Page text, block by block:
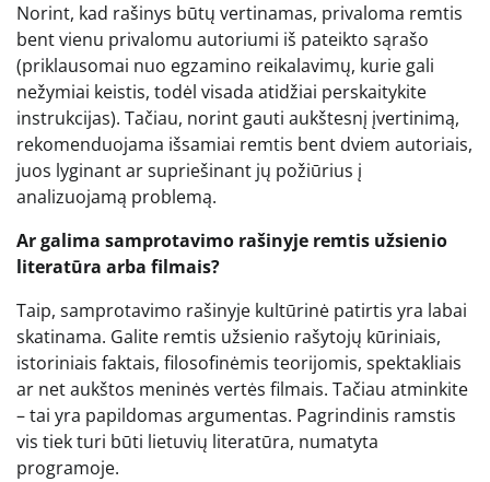
Norint, kad rašinys būtų vertinamas, privaloma remtis
bent vienu privalomu autoriumi iš pateikto sąrašo
(priklausomai nuo egzamino reikalavimų, kurie gali
nežymiai keistis, todėl visada atidžiai perskaitykite
instrukcijas). Tačiau, norint gauti aukštesnį įvertinimą,
rekomenduojama išsamiai remtis bent dviem autoriais,
juos lyginant ar supriešinant jų požiūrius į
analizuojamą problemą.
Ar galima samprotavimo rašinyje remtis užsienio
literatūra arba filmais?
Taip, samprotavimo rašinyje kultūrinė patirtis yra labai
skatinama. Galite remtis užsienio rašytojų kūriniais,
istoriniais faktais, filosofinėmis teorijomis, spektakliais
ar net aukštos meninės vertės filmais. Tačiau atminkite
– tai yra papildomas argumentas. Pagrindinis ramstis
vis tiek turi būti lietuvių literatūra, numatyta
programoje.